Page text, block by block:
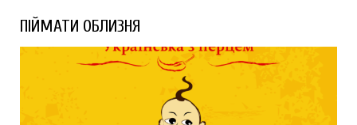
ПІЙМАТИ ОБЛИЗНЯ